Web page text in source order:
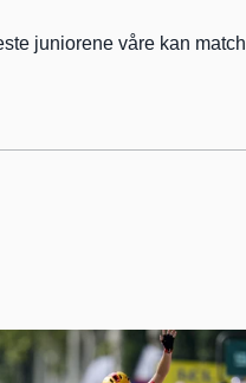
juniorene våre kan